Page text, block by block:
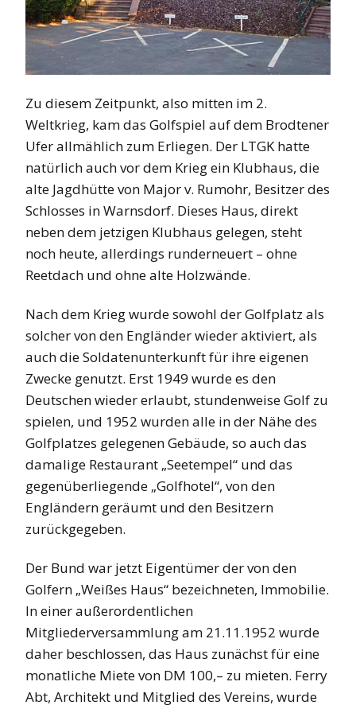
Zu diesem Zeitpunkt, also mitten im 2.
Weltkrieg, kam das Golfspiel auf dem Brodtener
Ufer allmählich zum Erliegen. Der LTGK hatte
natürlich auch vor dem Krieg ein Klubhaus, die
alte Jagdhütte von Major v. Rumohr, Besitzer des
Schlosses in Warnsdorf. Dieses Haus, direkt
neben dem jetzigen Klubhaus gelegen, steht
noch heute, allerdings runderneuert – ohne
Reetdach und ohne alte Holzwände.
Nach dem Krieg wurde sowohl der Golfplatz als
solcher von den Engländer wieder aktiviert, als
auch die Soldatenunterkunft für ihre eigenen
Zwecke genutzt. Erst 1949 wurde es den
Deutschen wieder erlaubt, stundenweise Golf zu
spielen, und 1952 wurden alle in der Nähe des
Golfplatzes gelegenen Gebäude, so auch das
damalige Restaurant „Seetempel“ und das
gegenüberliegende „Golfhotel“, von den
Engländern geräumt und den Besitzern
zurückgegeben.
Der Bund war jetzt Eigentümer der von den
Golfern „Weißes Haus“ bezeichneten, Immobilie.
In einer außerordentlichen
Mitgliederversammlung am 21.11.1952 wurde
daher beschlossen, das Haus zunächst für eine
monatliche Miete von DM 100,– zu mieten. Ferry
Abt, Architekt und Mitglied des Vereins, wurde